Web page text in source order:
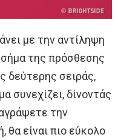
με την αντίληψη
σήμα της πρόσθεσης
δεύτερης σειράς,
συνεχίζει, δίνοντάς
την
θα είναι πιο εύκολο